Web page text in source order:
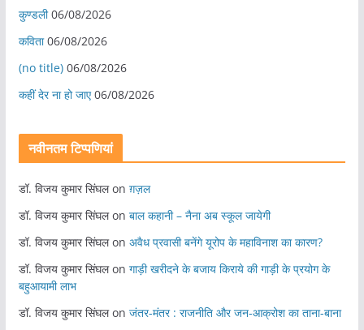
कुण्डली 06/08/2026
कविता 06/08/2026
(no title) 06/08/2026
कहीं देर ना हो जाए 06/08/2026
नवीनतम टिप्पणियां
डॉ. विजय कुमार सिंघलon ग़ज़ल
डॉ. विजय कुमार सिंघलon बाल कहानी – नैना अब स्कूल जायेगी
डॉ. विजय कुमार सिंघलon अवैध प्रवासी बनेंगे यूरोप के महाविनाश का कारण?
डॉ. विजय कुमार सिंघलon गाड़ी खरीदने के बजाय किराये की गाड़ी के प्रयोग के
बहुआयामी लाभ
डॉ. विजय कुमार सिंघलon जंतर-मंतर : राजनीति और जन-आक्रोश का ताना-बाना